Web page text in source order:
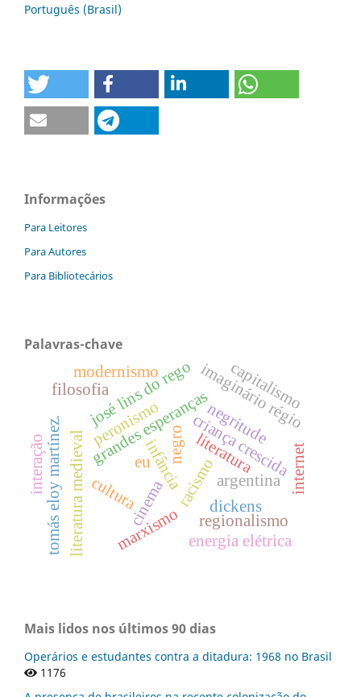
Português (Brasil)
Informações
Para Leitores
Para Autores
Para Bibliotecários
Palavras-chave
dickens
infância
grandes esperançascriança crescida
cinema
imaginário régio
literatura medieval
peronismo
argentina
literatura
tomás eloy martínez.
josé lins do rego
modernismo
regionalismo
cultura
negritude
negro
racismo
marxismo
capitalismo
eu
interação internet
energia elétrica
filosofia
Mais lidos nos últimos 90 dias
Operários e estudantes contra a ditadura: 1968 no Brasil
1176